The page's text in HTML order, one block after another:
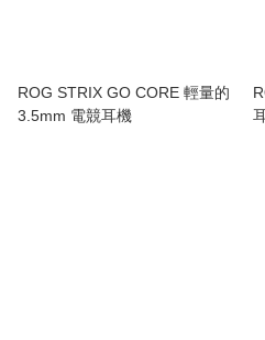
ROG STRIX GO CORE 輕量的
3.5mm 電競耳機